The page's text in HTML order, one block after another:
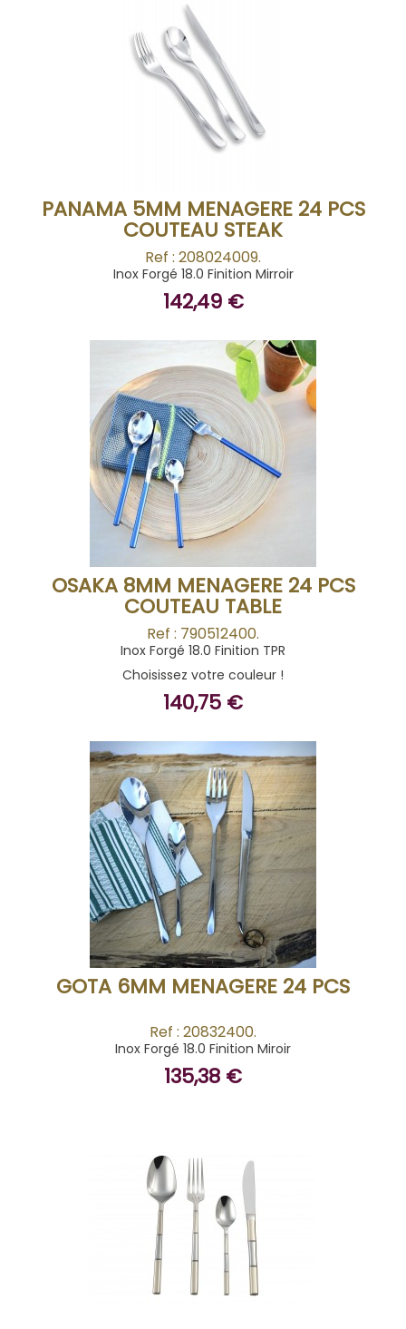
BUY
PANAMA 5MM MENAGERE 24 PCS
COUTEAU STEAK
Ref : 208024009.
Inox Forgé 18.0 Finition Mirroir
142,49 €
BUY
OSAKA 8MM MENAGERE 24 PCS
COUTEAU TABLE
Ref : 790512400.
Inox Forgé 18.0 Finition TPR
Choisissez votre couleur !
140,75 €
BUY
GOTA 6MM MENAGERE 24 PCS
Ref : 20832400.
Inox Forgé 18.0 Finition Miroir
135,38 €
BUY